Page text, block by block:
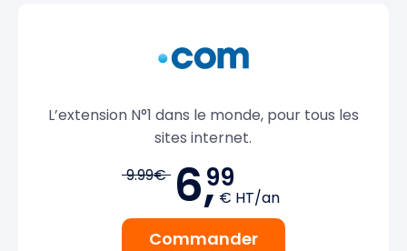
L’extension N°1 dans le monde, pour tous les
sites internet.
9.99€ 6,99
€ HT/an
Commander